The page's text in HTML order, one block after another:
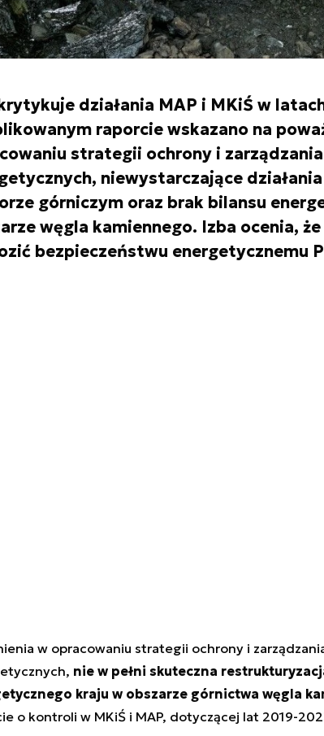
działania MAP i MKiŚ w
raporcie wskazano na
strategii ochrony i
niewystarczające
górniczym oraz brak bilansu
węgla kamiennego. Izba ocenia,
bezpieczeństwu energetycznemu
w opracowaniu strategii ochrony i
nie w pełni skuteczna
kraju w obszarze górnictwa węgla
o kontroli w MKiŚ i MAP, dotyczącej lat 2019-